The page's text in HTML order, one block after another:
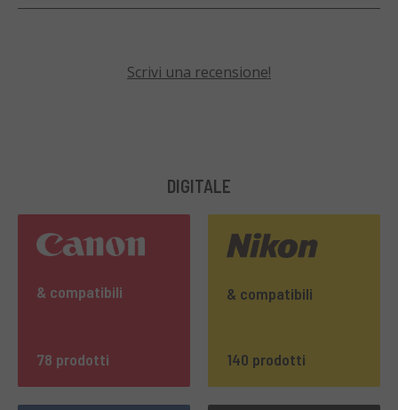
Scrivi una recensione!
DIGITALE
& compatibili
78 prodotti
& compatibili
140 prodotti